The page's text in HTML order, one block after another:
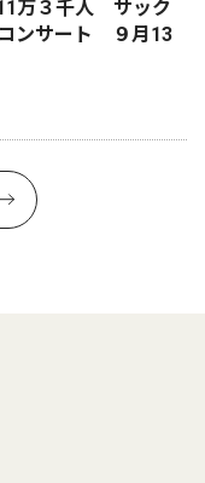
万３千人 サック
ンサート ９月13